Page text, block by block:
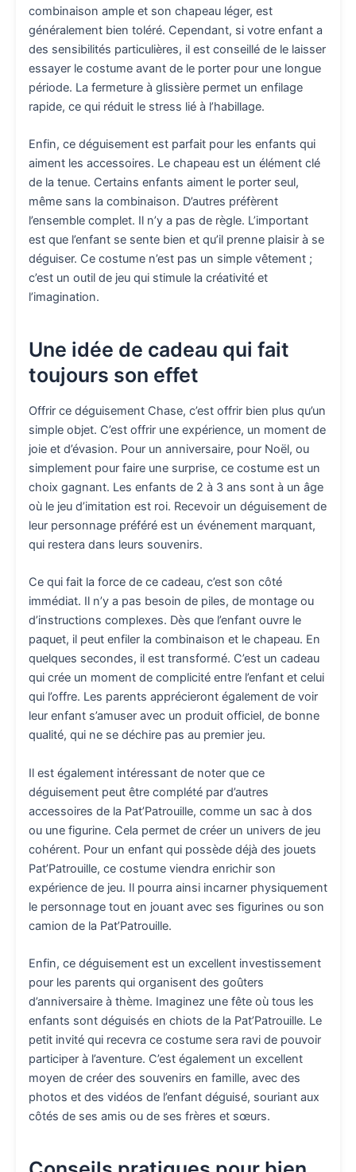
combinaison ample et son chapeau léger, est
généralement bien toléré. Cependant, si votre enfant a
des sensibilités particulières, il est conseillé de le laisser
essayer le costume avant de le porter pour une longue
période. La fermeture à glissière permet un enfilage
rapide, ce qui réduit le stress lié à l’habillage.
Enfin, ce déguisement est parfait pour les enfants qui
aiment les accessoires. Le chapeau est un élément clé
de la tenue. Certains enfants aiment le porter seul,
même sans la combinaison. D’autres préfèrent
l’ensemble complet. Il n’y a pas de règle. L’important
est que l’enfant se sente bien et qu’il prenne plaisir à se
déguiser. Ce costume n’est pas un simple vêtement ;
c’est un outil de jeu qui stimule la créativité et
l’imagination.
Une idée de cadeau qui fait
toujours son effet
Offrir ce déguisement Chase, c’est offrir bien plus qu’un
simple objet. C’est offrir une expérience, un moment de
joie et d’évasion. Pour un anniversaire, pour Noël, ou
simplement pour faire une surprise, ce costume est un
choix gagnant. Les enfants de 2 à 3 ans sont à un âge
où le jeu d’imitation est roi. Recevoir un déguisement de
leur personnage préféré est un événement marquant,
qui restera dans leurs souvenirs.
Ce qui fait la force de ce cadeau, c’est son côté
immédiat. Il n’y a pas besoin de piles, de montage ou
d’instructions complexes. Dès que l’enfant ouvre le
paquet, il peut enfiler la combinaison et le chapeau. En
quelques secondes, il est transformé. C’est un cadeau
qui crée un moment de complicité entre l’enfant et celui
qui l’offre. Les parents apprécieront également de voir
leur enfant s’amuser avec un produit officiel, de bonne
qualité, qui ne se déchire pas au premier jeu.
Il est également intéressant de noter que ce
déguisement peut être complété par d’autres
accessoires de la Pat’Patrouille, comme un sac à dos
ou une figurine. Cela permet de créer un univers de jeu
cohérent. Pour un enfant qui possède déjà des jouets
Pat’Patrouille, ce costume viendra enrichir son
expérience de jeu. Il pourra ainsi incarner physiquement
le personnage tout en jouant avec ses figurines ou son
camion de la Pat’Patrouille.
Enfin, ce déguisement est un excellent investissement
pour les parents qui organisent des goûters
d’anniversaire à thème. Imaginez une fête où tous les
enfants sont déguisés en chiots de la Pat’Patrouille. Le
petit invité qui recevra ce costume sera ravi de pouvoir
participer à l’aventure. C’est également un excellent
moyen de créer des souvenirs en famille, avec des
photos et des vidéos de l’enfant déguisé, souriant aux
côtés de ses amis ou de ses frères et sœurs.